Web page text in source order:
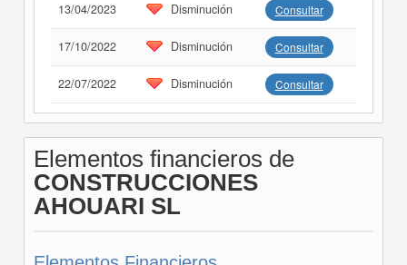
13/04/2023 Disminución Consultar
17/10/2022 Disminución Consultar
22/07/2022 Disminución Consultar
Elementos financieros de
CONSTRUCCIONES
AHOUARI SL